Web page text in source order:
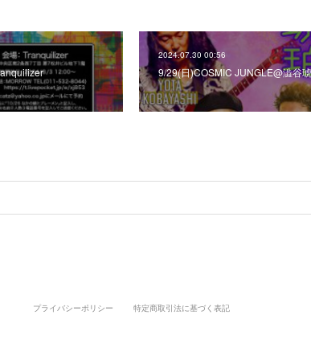
2024.07.30 00:56
9/29(日)COSMIC JUNGLE@澁谷
プライバシーポリシー 特定商取引法に基づく表記